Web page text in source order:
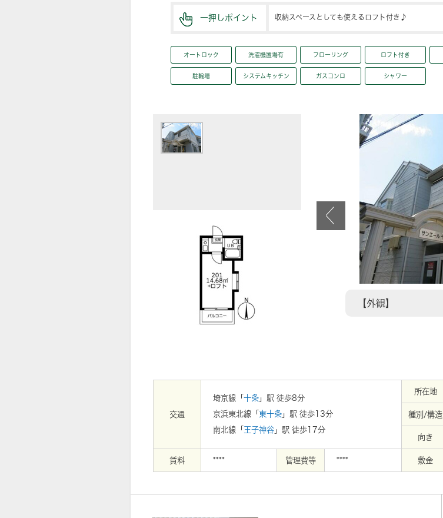
一押しポイント 収納スペースとしても使えるロフト付き♪
オートロック 洗濯機置場有 フローリング ロフト付き
駐輪場 システムキッチン ガスコンロ シャワー
【外観】
交通
埼京線「 十条 」駅 徒歩8分
京浜東北線「 東十条 」駅 徒歩13分
南北線「 王子神谷 」駅 徒歩17分
所在地
種別/構造
向き
賃料 **** 管理費等 **** 敷金